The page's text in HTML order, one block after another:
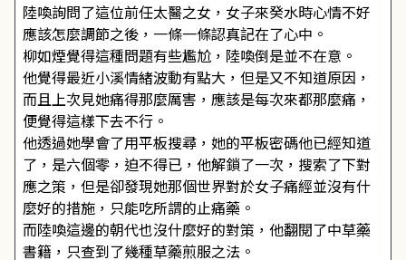
陸喚詢問了這位前任太醫之女，女子來癸水時心情不好
應該怎麼調節之後，一條一條認真記在了心中。
柳如煙覺得這種問題有些尷尬，陸喚倒是並不在意。
他覺得最近小溪情緒波動有點大，但是又不知道原因，
而且上次見她痛得那麼厲害，應該是每次來都那麼痛，
便覺得這樣下去不行。
他透過她學會了用平板搜尋，她的平板密碼他已經知道
了，是六個零，迫不得已，他解鎖了一次，搜索了下對
應之策，但是卻發現她那個世界對於女子痛經並沒有什
麼好的措施，只能吃所謂的止痛藥。
而陸喚這邊的朝代也沒什麼好的對策，他翻閱了中草藥
書籍，只查到了幾種草藥煎服之法。